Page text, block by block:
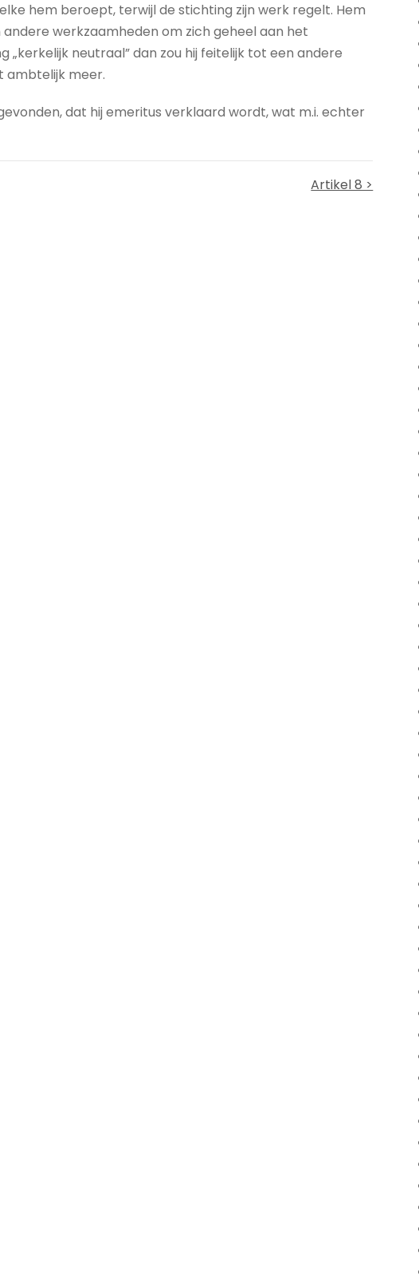
hem beroept, terwijl de stichting zijn werk regelt. Hem
werkzaamheden om zich geheel aan het
neutraal” dan zou hij feitelijk tot een andere
ambtelijk meer.
dat hij emeritus verklaard wordt, wat m.i. echter
Artikel 8 >